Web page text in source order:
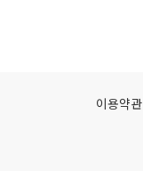
이용약관